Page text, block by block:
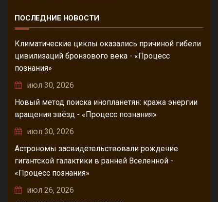
ПОСЛЕДНИЕ НОВОСТИ
Климатические циклы оказались причиной гибели
цивилизаций бронзового века - «Процесс
познания»
июл 30, 2026
Новый метод поиска инопланетян: кража энергии
вращения звёзд - «Процесс познания»
июл 30, 2026
Астрономы засвидетельствовали рождение
гигантской галактики в ранней Вселенной -
«Процесс познания»
июл 26, 2026